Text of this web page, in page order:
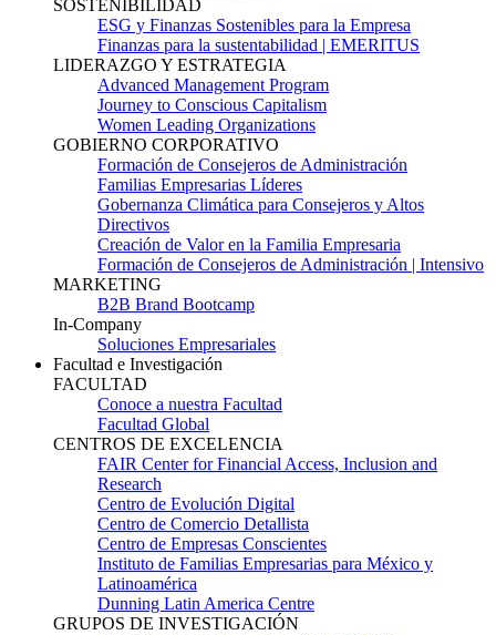
SOSTENIBILIDAD
ESG y Finanzas Sostenibles para la Empresa
Finanzas para la sustentabilidad | EMERITUS
LIDERAZGO Y ESTRATEGIA
Advanced Management Program
Journey to Conscious Capitalism
Women Leading Organizations
GOBIERNO CORPORATIVO
Formación de Consejeros de Administración
Familias Empresarias Líderes
Gobernanza Climática para Consejeros y Altos
Directivos
Creación de Valor en la Familia Empresaria
Formación de Consejeros de Administración | Intensivo
MARKETING
B2B Brand Bootcamp
In-Company
Soluciones Empresariales
Facultad e Investigación
FACULTAD
Conoce a nuestra Facultad
Facultad Global
CENTROS DE EXCELENCIA
FAIR Center for Financial Access, Inclusion and
Research
Centro de Evolución Digital
Centro de Comercio Detallista
Centro de Empresas Conscientes
Instituto de Familias Empresarias para México y
Latinoamérica
Dunning Latin America Centre
GRUPOS DE INVESTIGACIÓN